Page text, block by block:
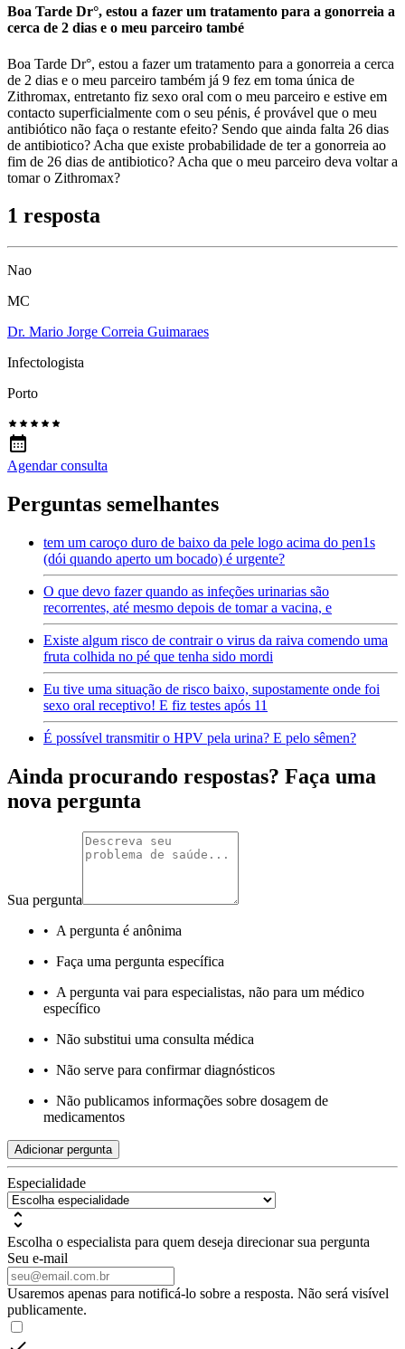
Boa Tarde Dr°, estou a fazer um tratamento para a gonorreia a
cerca de 2 dias e o meu parceiro també
Boa Tarde Dr°, estou a fazer um tratamento para a gonorreia a cerca
de 2 dias e o meu parceiro também já 9 fez em toma única de
Zithromax, entretanto fiz sexo oral com o meu parceiro e estive em
contacto superficialmente com o seu pénis, é provável que o meu
antibiótico não faça o restante efeito? Sendo que ainda falta 26 dias
de antibiotico? Acha que existe probabilidade de ter a gonorreia ao
fim de 26 dias de antibiotico? Acha que o meu parceiro deva voltar a
tomar o Zithromax?
1 resposta
Nao
MC
Dr. Mario Jorge Correia Guimaraes
Infectologista
Porto
Agendar consulta
Perguntas semelhantes
tem um caroço duro de baixo da pele logo acima do pen1s
(dói quando aperto um bocado) é urgente?
O que devo fazer quando as infeções urinarias são
recorrentes, até mesmo depois de tomar a vacina, e
Existe algum risco de contrair o virus da raiva comendo uma
fruta colhida no pé que tenha sido mordi
Eu tive uma situação de risco baixo, supostamente onde foi
sexo oral receptivo! E fiz testes após 11
É possível transmitir o HPV pela urina? E pelo sêmen?
Ainda procurando respostas? Faça uma
nova pergunta
Sua pergunta
• A pergunta é anônima
• Faça uma pergunta específica
• A pergunta vai para especialistas, não para um médico
específico
• Não substitui uma consulta médica
• Não serve para confirmar diagnósticos
• Não publicamos informações sobre dosagem de
medicamentos
Adicionar pergunta
Especialidade
Escolha o especialista para quem deseja direcionar sua pergunta
Seu e-mail
Usaremos apenas para notificá-lo sobre a resposta. Não será visível
publicamente.